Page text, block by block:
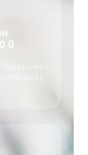
ปี
ด้วยความพึง
ผลิตมากกว่า